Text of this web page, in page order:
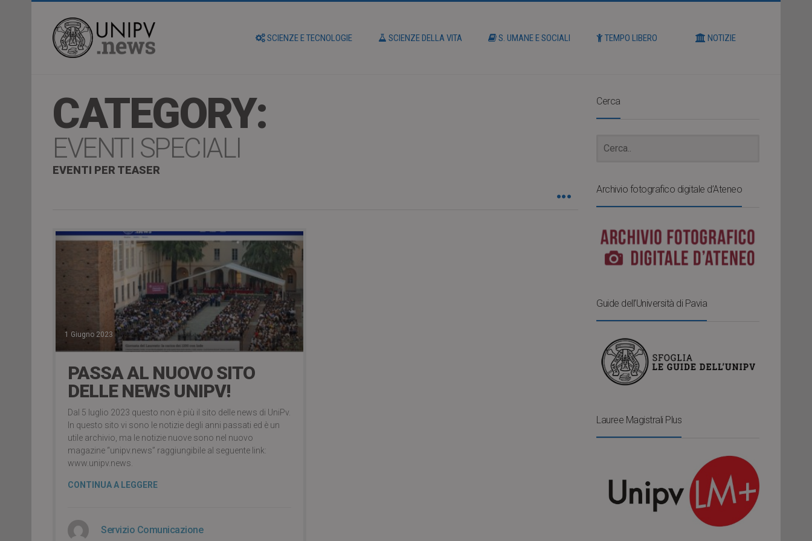
SCIENZE E TECNOLOGIE SCIENZE DELLA VITA S. UMANE E SOCIALI TEMPO LIBERO NOTIZIE
CATEGORY:
EVENTI SPECIALI
EVENTI PER TEASER
1 Giugno 2023
PASSA AL NUOVO SITO
DELLE NEWS UNIPV!
Dal 5 luglio 2023 questo non è più il sito delle news di UniPv.
In questo sito vi sono le notizie degli anni passati ed è un
utile archivio, ma le notizie nuove sono nel nuovo
magazine “unipv.news” raggiungibile al seguente link:
www.unipv.news.
CONTINUA A LEGGERE
Servizio Comunicazione
Cerca
Archivio fotografico digitale d’Ateneo
Guide dell’Università di Pavia
Lauree Magistrali Plus